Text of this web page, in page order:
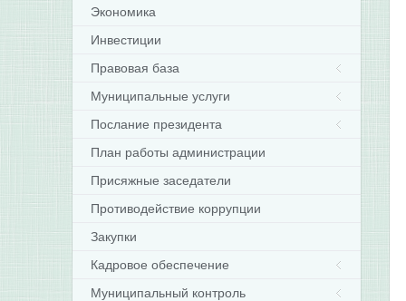
Экономика
Инвестиции
Правовая база
Муниципальные услуги
Послание президента
План работы администрации
Присяжные заседатели
Противодействие коррупции
Закупки
Кадровое обеспечение
Муниципальный контроль